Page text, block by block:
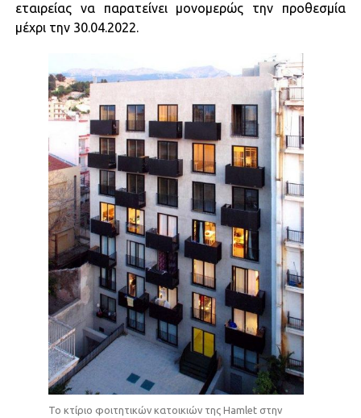
εταιρείας να παρατείνει μονομερώς την προθεσμία
μέχρι την 30.04.2022.
To κτίριο φοιτητικών κατοικιών της Hamlet στην